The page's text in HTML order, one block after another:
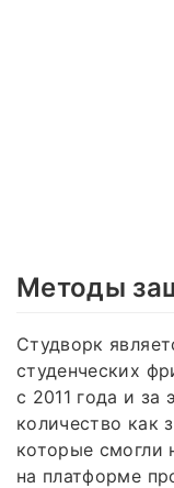
Методы
Студворк
студенческих
с 2011 года и за
количество как
которые смогли
на платформе